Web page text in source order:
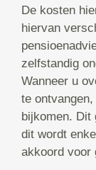
De kosten
hiervan
zelfstandig
Wanneer u
te
bijkomen. Dit
dit wordt
akkoord voor